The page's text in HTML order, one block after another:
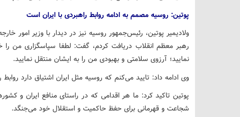
پوتین: روسیه مصمم به ادامه روابط راهبردی با ایران است
ولادیمیر پوتین، رئیس‌جمهور روسیه نیز در دیدار با وزیر امور
رهبر معظم انقلاب دریافت کردم، گفت: لطفا سپاسگزاری من
نمایید؛ آرزوی سلامتی و بهبودی من را به ایشان منتقل نمایید.
وی ادامه داد: تایید می‌کنم که روسیه مثل ایران اشتیاق دارد
پوتین تاکید کرد: ما هر اقدامی که در راستای منافع ایران و
شجاعت و قهرمانی برای حفظ حاکمیت و استقلال خود می‌جنگد.